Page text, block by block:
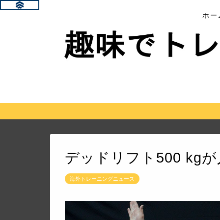
ホー
デッドリフト500 kg
海外トレーニングニュース